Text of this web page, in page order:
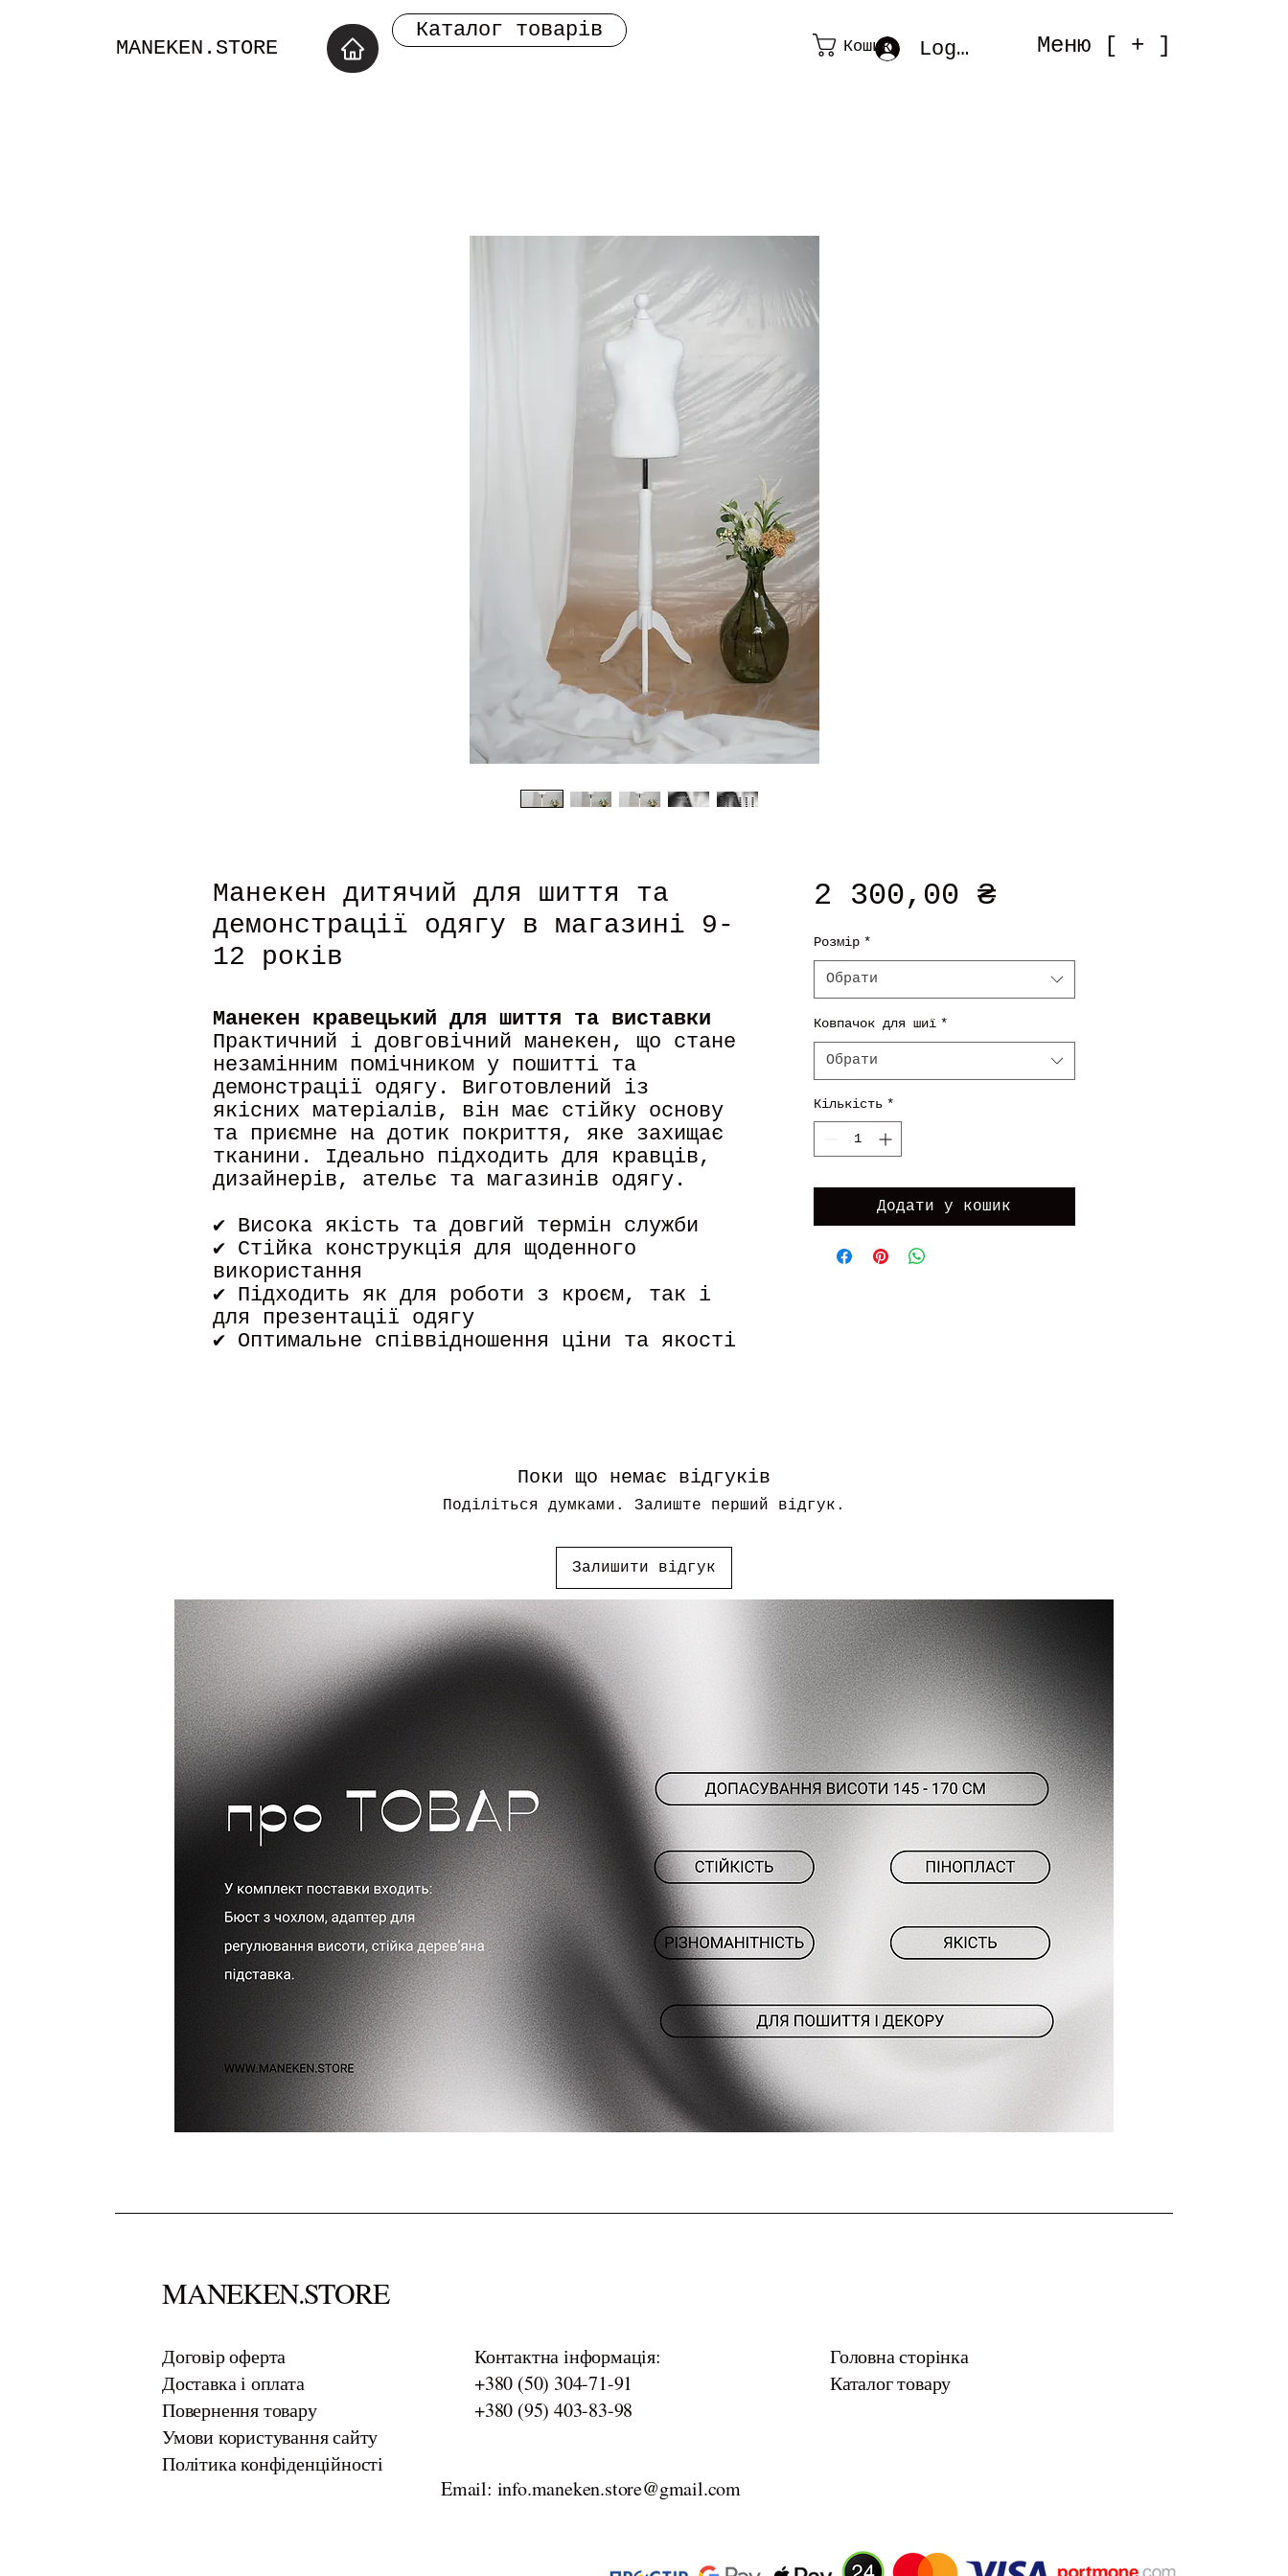
MANEKEN.STORE
Каталог товарів
Кошик Log In Меню [ + ]
Манекен дитячий для шиття та
демонстрації одягу в магазині 9-
12 років
Манекен кравецький для шиття та виставки
Практичний і довговічний манекен, що стане
незамінним помічником у пошитті та
демонстрації одягу. Виготовлений із
якісних матеріалів, він має стійку основу
та приємне на дотик покриття, яке захищає
тканини. Ідеально підходить для кравців,
дизайнерів, ательє та магазинів одягу.
✔ Висока якість та довгий термін служби
✔ Стійка конструкція для щоденного
використання
✔ Підходить як для роботи з кроєм, так і
для презентації одягу
✔ Оптимальне співвідношення ціни та якості
2 300,00 ₴Ціна
Розмір *
Обрати
Ковпачок для шиї *
Обрати
Кількість *
Додати у кошик
Поки що немає відгуків
Поділіться думками. Залиште перший відгук.
Залишити відгук
MANEKEN.STORE
​Договір оферта
Доставка і оплата
Повернення товару
Умови користування сайту
Політика конфіденційності
Контактна інформація:
+380 (50) 304-71-91
+380 (95) 403-83-98
Email: info.maneken.store@gmail.com
Головна сторінка
Каталог товару